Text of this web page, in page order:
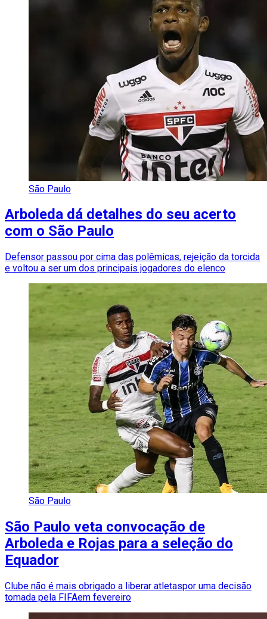
São Paulo
Arboleda dá detalhes do seu acerto
com o São Paulo
Defensor passou por cima das polêmicas, rejeição da torcida
e voltou a ser um dos principais jogadores do elenco
São Paulo
São Paulo veta convocação de
Arboleda e Rojas para a seleção do
Equador
Clube não é mais obrigado a liberar atletaspor uma decisão
tomada pela FIFAem fevereiro